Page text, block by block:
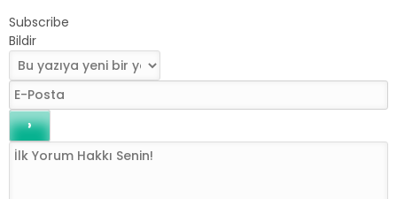
Subscribe
Bildir